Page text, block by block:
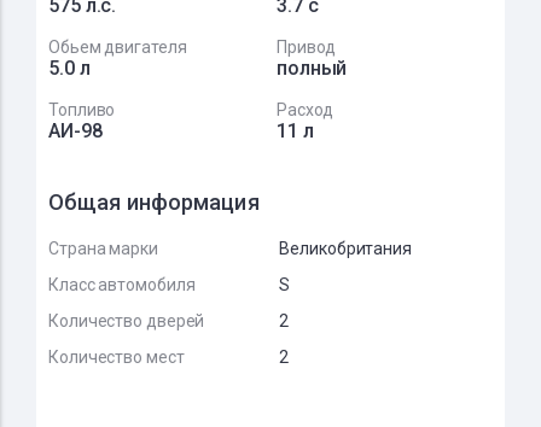
575 л.с. 3.7 с
Обьем двигателя
5.0 л
Привод
полный
Топливо
АИ-98
Расход
11 л
Общая информация
Страна марки
Великобритания
Класс автомобиля
S
Количество дверей
2
Количество мест
2